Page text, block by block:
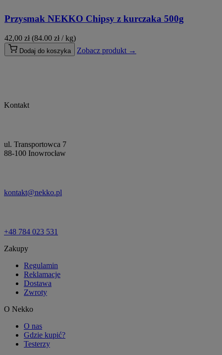
Przysmak NEKKO Chipsy z kurczaka 500g
42,00 zł (84.00 zł / kg)
Dodaj do koszyka Zobacz produkt →
Kontakt
ul. Transportowca 7
88-100 Inowrocław
kontakt@nekko.pl
+48 784 023 531
Zakupy
Regulamin
Reklamacje
Dostawa
Zwroty
O Nekko
O nas
Gdzie kupić?
Testerzy